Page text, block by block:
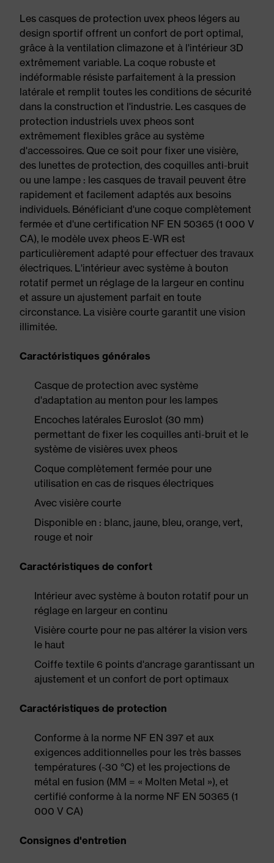
Les casques de protection uvex pheos légers au
design sportif offrent un confort de port optimal,
grâce à la ventilation climazone et à l'intérieur 3D
extrêmement variable. La coque robuste et
indéformable résiste parfaitement à la pression
latérale et remplit toutes les conditions de sécurité
dans la construction et l'industrie. Les casques de
protection industriels uvex pheos sont
extrêmement flexibles grâce au système
d'accessoires. Que ce soit pour fixer une visière,
des lunettes de protection, des coquilles anti-bruit
ou une lampe : les casques de travail peuvent être
rapidement et facilement adaptés aux besoins
individuels. Bénéficiant d'une coque complètement
fermée et d'une certification NF EN 50365 (1 000 V
CA), le modèle uvex pheos E-WR est
particulièrement adapté pour effectuer des travaux
électriques. L'intérieur avec système à bouton
rotatif permet un réglage de la largeur en continu
et assure un ajustement parfait en toute
circonstance. La visière courte garantit une vision
illimitée.
Caractéristiques générales
Casque de protection avec système
d'adaptation au menton pour les lampes
Encoches latérales Euroslot (30 mm)
permettant de fixer les coquilles anti-bruit et le
système de visières uvex pheos
Coque complètement fermée pour une
utilisation en cas de risques électriques
Avec visière courte
Disponible en : blanc, jaune, bleu, orange, vert,
rouge et noir
Caractéristiques de confort
Intérieur avec système à bouton rotatif pour un
réglage en largeur en continu
Visière courte pour ne pas altérer la vision vers
le haut
Coiffe textile 6 points d'ancrage garantissant un
ajustement et un confort de port optimaux
Caractéristiques de protection
Conforme à la norme NF EN 397 et aux
exigences additionnelles pour les très basses
températures (-30 °C) et les projections de
métal en fusion (MM = « Molten Metal »), et
certifié conforme à la norme NF EN 50365 (1
000 V CA)
Consignes d'entretien